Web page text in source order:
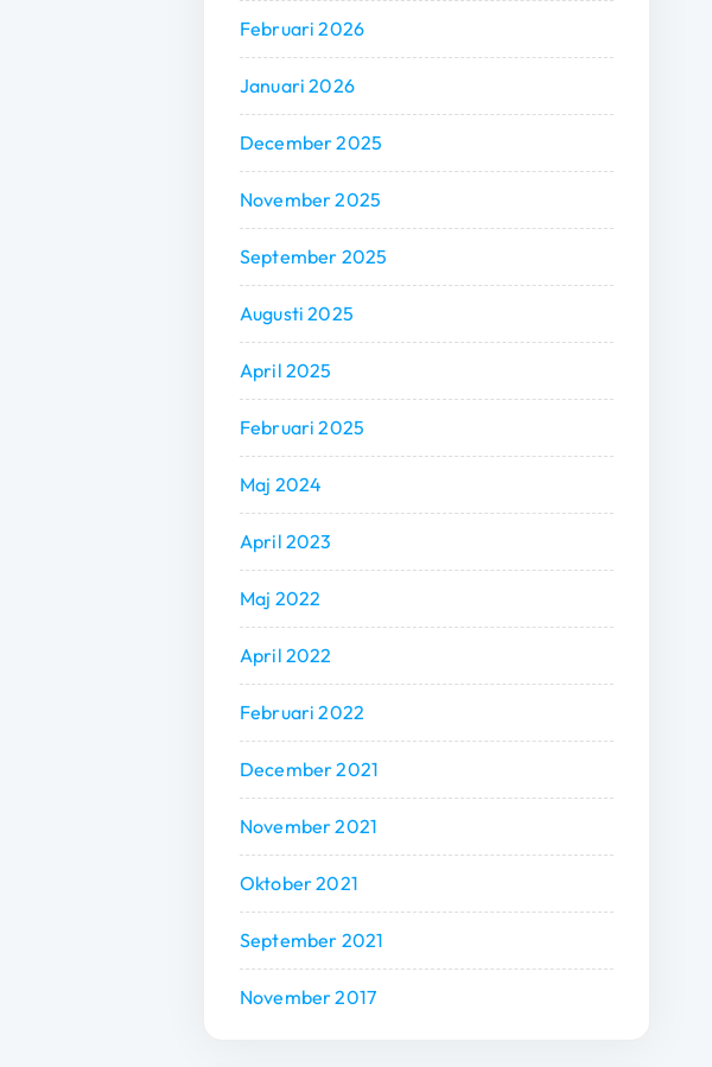
Februari 2026
Januari 2026
December 2025
November 2025
September 2025
Augusti 2025
April 2025
Februari 2025
Maj 2024
April 2023
Maj 2022
April 2022
Februari 2022
December 2021
November 2021
Oktober 2021
September 2021
November 2017